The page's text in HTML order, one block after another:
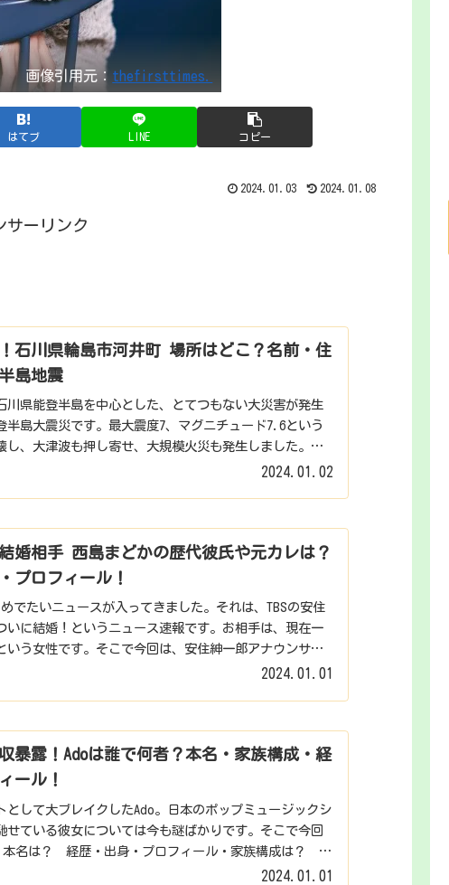
画像引用元： thefirsttimes.
はてブ LINE コピー
2024.01.03 2024.01.08
サーリンク
石川県輪島市河井町 場所はどこ？名前・住
島地震
川県能登半島を中心とした、とてつもない大災害が発生
半島大震災です。最大震度7、マグニチュード7.6という
し、大津波も押し寄せ、大規模火災も発生しました。そ
2024.01.02
婚相手 西島まどかの歴代彼氏や元カレは？
プロフィール！
でたいニュースが入ってきました。それは、TBSの安住
いに結婚！というニュース速報です。お相手は、現在一
いう女性です。そこで今回は、安住紳一郎アナウンサー
2024.01.01
暴露！Adoは誰で何者？本名・家族構成・経
ール！
として大ブレイクしたAdo。日本のポップミュージックシ
せている彼女については今も謎ばかりです。そこで今回
名は？ 経歴・出身・プロフィール・家族構成は？ 年
2024.01.01